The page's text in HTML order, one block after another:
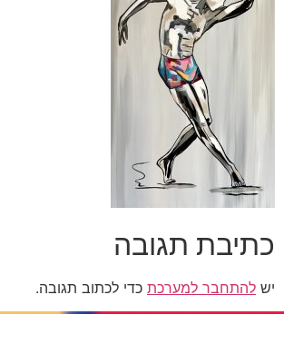
כתיבת תגובה
יש להתחבר למערכת כדי לכתוב תגובה.